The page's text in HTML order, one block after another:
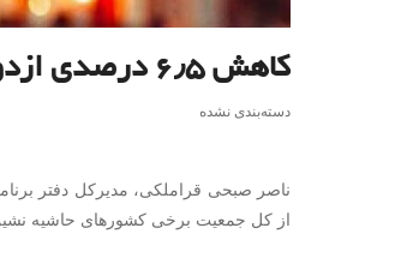
کاهش ۶٫۵ درصدی ازدواج‌، افزایش ۵ درصدی طلاق
دسته‌بندی نشده
ناصر صبحی قراملکی، مدیرکل دفتر
از کل جمعیت برخی کشورهای حاشیه